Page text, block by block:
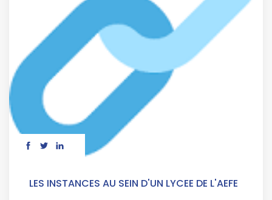
LES INSTANCES AU SEIN D'UN LYCEE DE L'AEFE